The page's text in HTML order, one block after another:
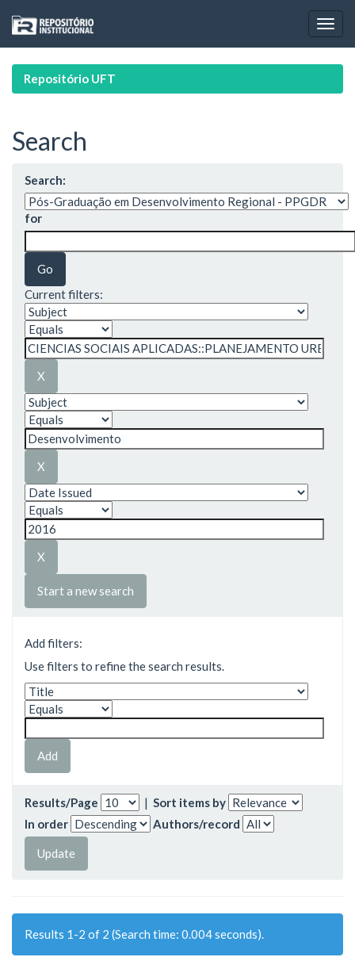
navigation
Repositório UFT
Search
Search:
for
Current filters:
Start a new search
Add filters:
Use filters to refine the search results.
Results/Page | Sort items by
In order
Authors/record
Results 1-2 of 2 (Search time: 0.004 seconds).